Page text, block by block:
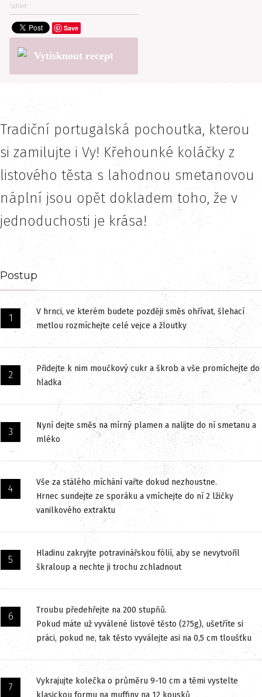
Sdílet
Save
Vytisknout recept
Tradiční portugalská pochoutka, kterou
si zamilujte i Vy! Křehounké koláčky z
listového těsta s lahodnou smetanovou
náplní jsou opět dokladem toho, že v
jednoduchosti je krása!
Postup
V hrnci, ve kterém budete později směs ohřívat, šlehací
metlou rozmíchejte celé vejce a žloutky
Přidejte k nim moučkový cukr a škrob a vše promíchejte do
hladka
Nyní dejte směs na mírný plamen a nalijte do ní smetanu a
mléko
Vše za stálého míchání vařte dokud nezhoustne.
Hrnec sundejte ze sporáku a vmíchejte do ní 2 lžičky
vanilkového extraktu
Hladinu zakryjte potravinářskou fólií, aby se nevytvořil
škraloup a nechte ji trochu zchladnout
Troubu předehřejte na 200 stupňů.
Pokud máte už vyválené listové těsto (275g), ušetříte si
práci, pokud ne, tak těsto vyválejte asi na 0,5 cm tloušťku
Vykrajujte kolečka o průměru 9-10 cm a těmi vystelte
klasickou formu na muffiny na 12 kousků